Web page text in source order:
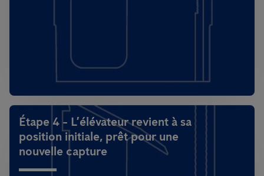
Étape 4 - L’élévateur revient à sa
position initiale, prêt pour une
nouvelle capture